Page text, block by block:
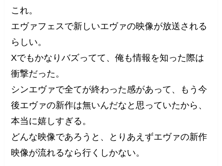
これ。
エヴァフェスで新しいエヴァの映像が放送される
らしい。
Xでもかなりバズってて、俺も情報を知った際は
衝撃だった。
シンエヴァで全てが終わった感があって、もう今
後エヴァの新作は無いんだなと思っていたから、
本当に嬉しすぎる。
どんな映像であろうと、とりあえずエヴァの新作
映像が流れるなら行くしかない。